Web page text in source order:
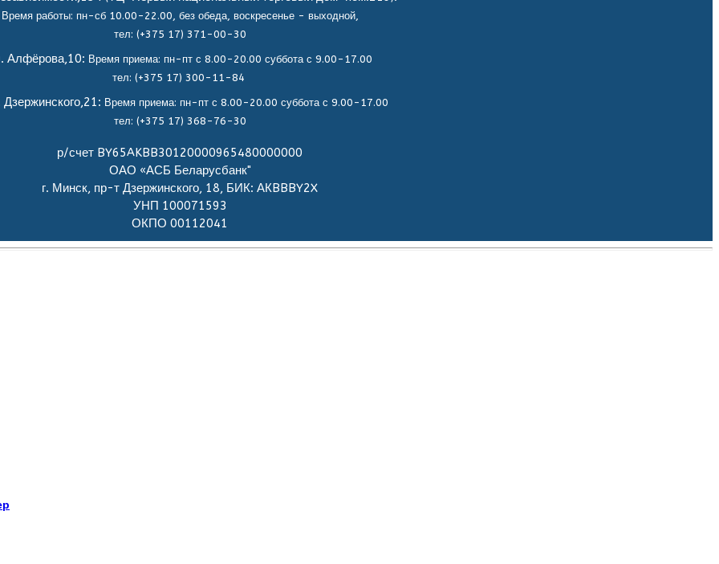
Время работы: пн-сб 10.00-22.00, без обеда, воскресенье - выходной,
тел: (+375 17) 371-00-30
Алфёрова,10: Время приема: пн-пт с 8.00-20.00 суббота с 9.00-17.00
тел: (+375 17) 300-11-84
Время приема: пн-пт с 8.00-20.00 суббота с 9.00-17.00
тел: (+375 17) 368-76-30
р/счет BY65AKBB30120000965480000000
ОАО «АСБ Беларусбанк"
г. Минск, пр-т Дзержинского, 18, БИК: АКBBBY2X
УНП 100071593
ОКПО 00112041